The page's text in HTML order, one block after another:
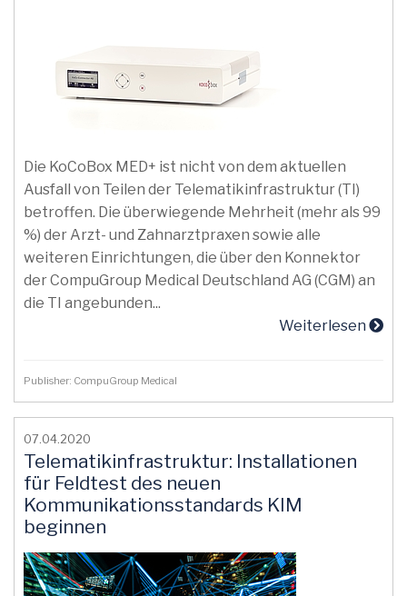
Die KoCoBox MED+ ist nicht von dem aktuellen
Ausfall von Teilen der Telematikinfrastruktur (TI)
betroffen. Die überwiegende Mehrheit (mehr als 99
%) der Arzt- und Zahnarztpraxen sowie alle
weiteren Einrichtungen, die über den Konnektor
der CompuGroup Medical Deutschland AG (CGM) an
die TI angebunden...
Weiterlesen
Publisher: CompuGroup Medical
07.04.2020
Telematikinfrastruktur: Installationen
für Feldtest des neuen
Kommunikationsstandards KIM
beginnen